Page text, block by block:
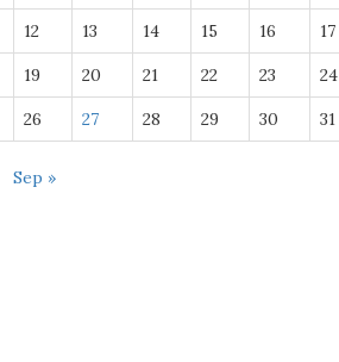
12 13 14 15 16 17
19 20 21 22 23 24
26 27 28 29 30 31
Sep »